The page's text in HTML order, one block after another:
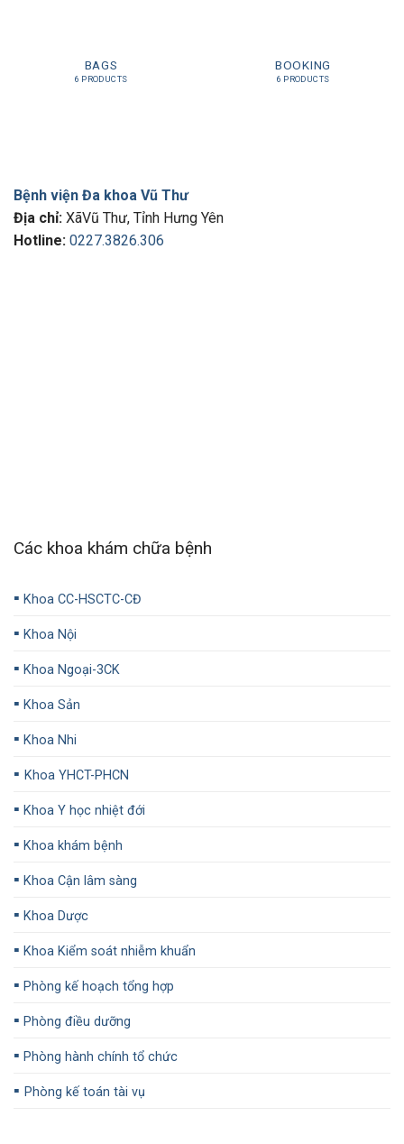
BAGS
6 PRODUCTS
BOOKING
6 PRODUCTS
Bệnh viện Đa khoa Vũ Thư
Địa chỉ: XãVũ Thư, Tỉnh Hưng Yên
Hotline: 0227.3826.306
Các khoa khám chữa bệnh
▪️ Khoa CC-HSCTC-CĐ
▪️ Khoa Nội
▪️ Khoa Ngoại-3CK
▪️ Khoa Sản
▪️ Khoa Nhi
▪️ Khoa YHCT-PHCN
▪️ Khoa Y học nhiệt đới
▪️ Khoa khám bệnh
▪️ Khoa Cận lâm sàng
▪️ Khoa Dược
▪️ Khoa Kiểm soát nhiễm khuẩn
▪️ Phòng kế hoạch tổng hợp
▪️ Phòng điều dưỡng
▪️ Phòng hành chính tổ chức
▪️ Phòng kế toán tài vụ